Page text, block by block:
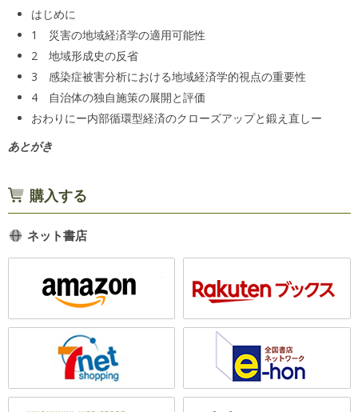
はじめに
1 災害の地域経済学の適用可能性
2 地域形成史の反省
3 感染症被害分析における地域経済学的視点の重要性
4 自治体の独自施策の展開と評価
おわりにー内部循環型経済のクローズアップと鍛え直しー
あとがき
購入する
ネット書店